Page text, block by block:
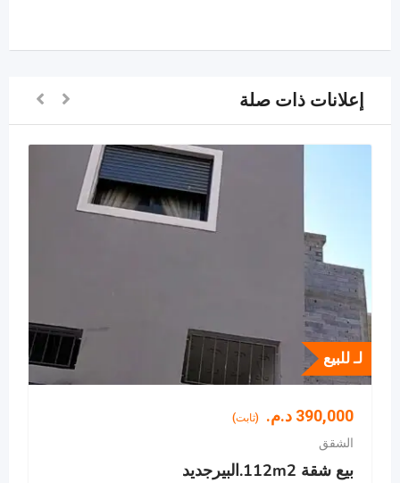
إعلانات ذات صلة
لـ للبيع
390,000 د.م. (ثابت)
الشقق
بيع شقة 112m2.البيرجديد